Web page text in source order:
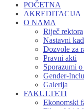
POČETNA
AKREDITACIJA
O NAMA
Riječ rektora
Nastavni
Dozvole za
Pravni akti
Sporazumi
Gender-
Galerija
FAKULTETI
Ekonomski